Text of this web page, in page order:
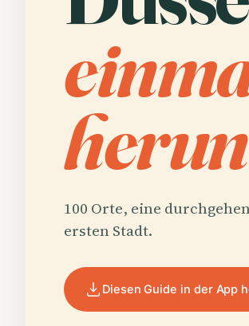
100 Orte, eine
ersten Stadt.
Diesen Guide in der App